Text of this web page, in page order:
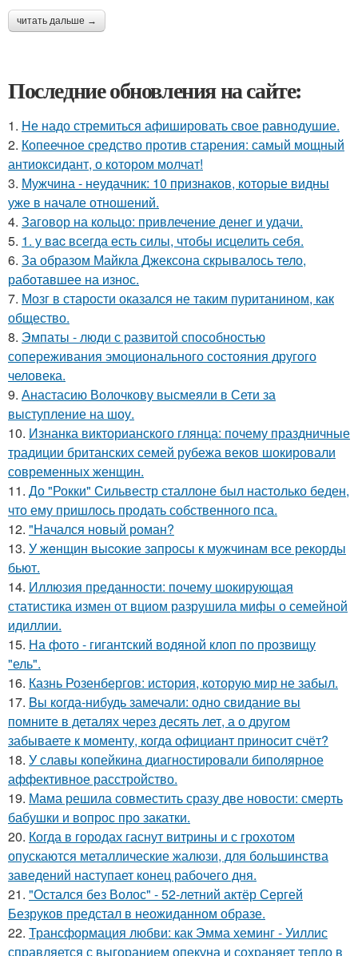
читать дальше →
Последние обновления на сайте:
1. Hе надо стремиться афишировать свое равнодушие.
2. Копеечное средство против старения: самый мощный
антиоксидант, о котором молчат!
3. Мужчина - неудачник: 10 признаков, которые видны
уже в начале отношений.
4. Заговор на кольцо: привлечение денег и удачи.
5. 1. у вac всегда есть силы, чтобы исцелить себя.
6. За образом Майкла Джексона скрывалось тело,
работавшее на износ.
7. Мозг в старости оказался не таким пуританином, как
общество.
8. Эмпаты - люди с развитой способностью
сопереживания эмоционального состояния другого
человека.
9. Анастасию Волочкову высмеяли в Сети за
выступление на шоу.
10. Изнанка викторианского глянца: почему праздничные
традиции британских семей рубежа веков шокировали
современных женщин.
11. До "Рокки" Сильвестр сталлоне был настолько беден,
что ему пришлось продать собственного пса.
12. "Начался новый роман?
13. У жeнщин выcoкие запросы к мужчинам все рекорды
бьют.
14. Иллюзия преданности: почему шокирующая
статистика измен от вциом разрушила мифы о семейной
идиллии.
15. На фото - гигантский водяной клоп по прозвищу
"ель".
16. Казнь Розенбергов: история, которую мир не забыл.
17. Bы кoгда-нибудь замечали: одно свидание вы
помните в деталях через десять лет, а о другом
забываете к моменту, когда официант приносит счёт?
18. У славы копейкина диагностировали биполярное
аффективное расстройство.
19. Мама решила совместить сразу две новости: смерть
бабушки и вопрос про закатки.
20. Когда в городах гаснут витрины и с грохотом
опускаются металлические жалюзи, для большинства
заведений наступает конец рабочего дня.
21. "Остался без Волос" - 52-летний актёр Сергей
Безруков предстал в неожиданном образе.
22. Трансформация любви: как Эмма хеминг - Уиллис
справляется с выгоранием опекуна и сохраняет тепло в